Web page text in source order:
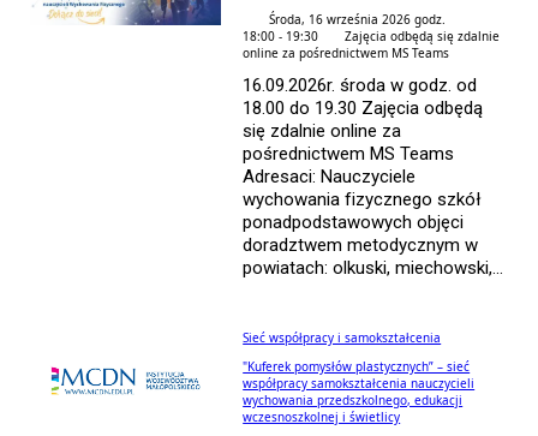
Środa, 16 września 2026 godz.
18:00 - 19:30
Zajęcia odbędą się zdalnie
online za pośrednictwem MS Teams
16.09.2026r. środa w godz. od
18.00 do 19.30 Zajęcia odbędą
się zdalnie online za
pośrednictwem MS Teams
Adresaci: Nauczyciele
wychowania fizycznego szkół
ponadpodstawowych objęci
doradztwem metodycznym w
powiatach: olkuski, miechowski,...
Sieć współpracy i samokształcenia
"Kuferek pomysłów plastycznych” – sieć
współpracy samokształcenia nauczycieli
wychowania przedszkolnego, edukacji
wczesnoszkolnej i świetlicy